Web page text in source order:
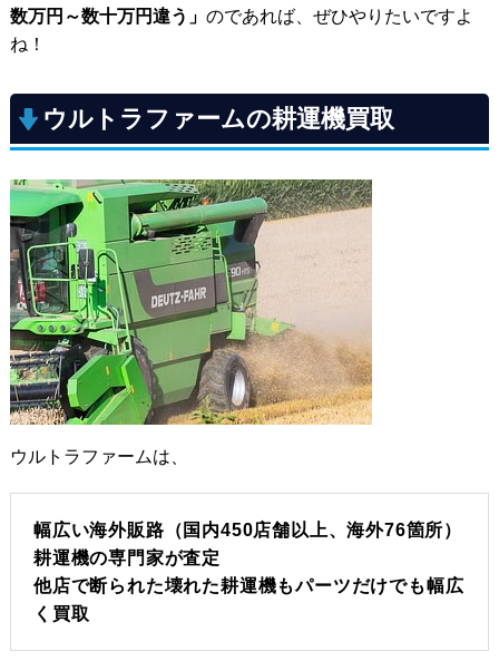
数万円～数十万円違う」 のであれば、ぜひやりたいですよ
ね！
ウルトラファームの耕運機買取
ウルトラファームは、
幅広い海外販路（国内450店舗以上、海外76箇所）
耕運機の専門家が査定
他店で断られた壊れた耕運機もパーツだけでも幅広
く買取